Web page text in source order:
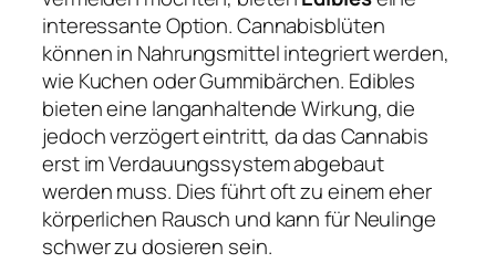
interessante Option. Cannabisblüten
können in Nahrungsmittel integriert werden,
wie Kuchen oder Gummibärchen. Edibles
bieten eine langanhaltende Wirkung, die
jedoch verzögert eintritt, da das Cannabis
erst im Verdauungssystem abgebaut
werden muss. Dies führt oft zu einem eher
körperlichen Rausch und kann für Neulinge
schwer zu dosieren sein.